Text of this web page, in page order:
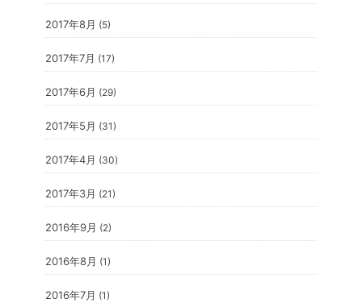
2017年8月 (5)
2017年7月 (17)
2017年6月 (29)
2017年5月 (31)
2017年4月 (30)
2017年3月 (21)
2016年9月 (2)
2016年8月 (1)
2016年7月 (1)